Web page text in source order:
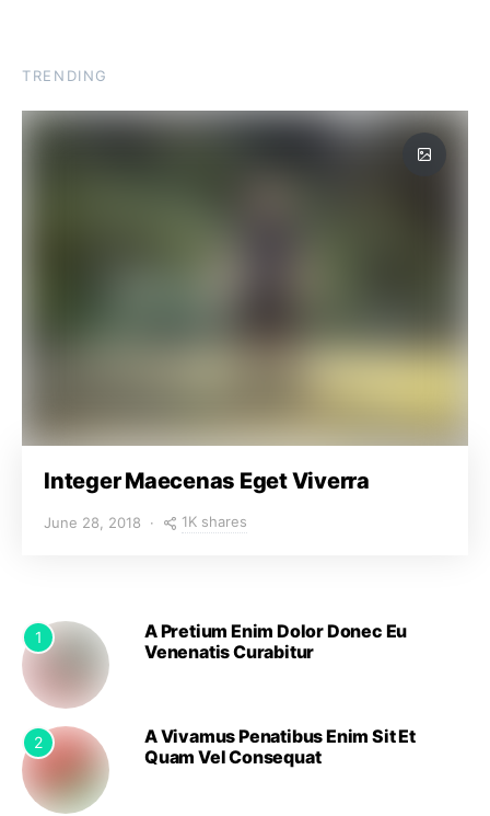
TRENDING
Integer Maecenas Eget Viverra
June 28, 2018 1K shares
1
A Pretium Enim Dolor Donec Eu
Venenatis Curabitur
2
A Vivamus Penatibus Enim Sit Et
Quam Vel Consequat